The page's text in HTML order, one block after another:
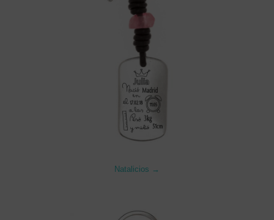
Natalicios →